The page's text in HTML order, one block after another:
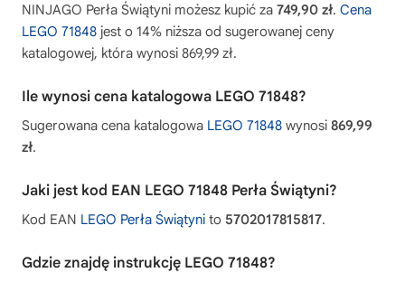
NINJAGO Perła Świątyni możesz kupić za 749,90 zł. Cena
LEGO 71848 jest o 14% niższa od sugerowanej ceny
katalogowej, która wynosi 869,99 zł.
Ile wynosi cena katalogowa LEGO 71848?
Sugerowana cena katalogowa LEGO 71848 wynosi 869,99
zł.
Jaki jest kod EAN LEGO 71848 Perła Świątyni?
Kod EAN LEGO Perła Świątyni to 5702017815817.
Gdzie znajdę instrukcję LEGO 71848?